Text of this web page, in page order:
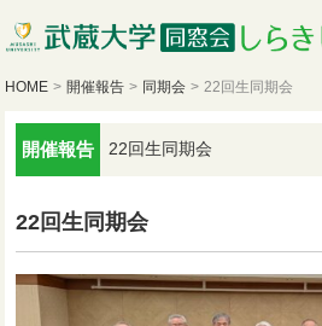
HOME > 開催報告 > 同期会 > 22回生同期会
開催報告 22回生同期会
22回生同期会